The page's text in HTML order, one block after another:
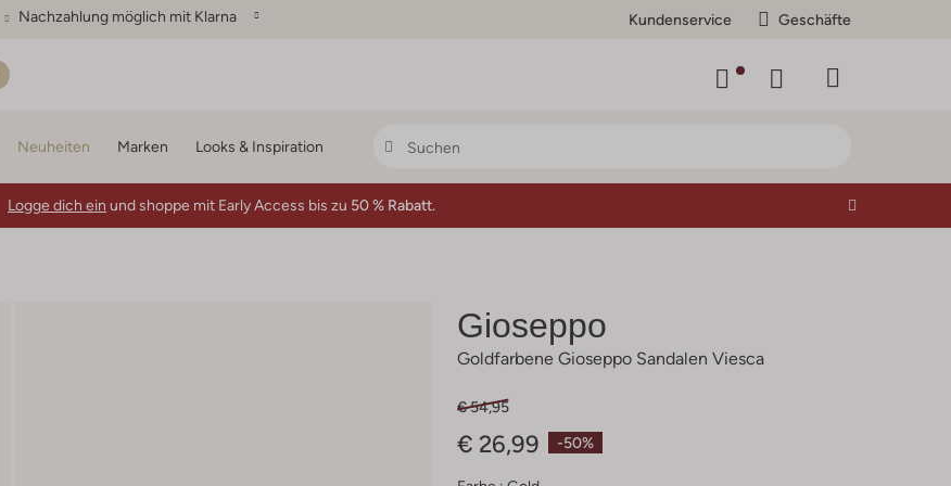
Nachzahlung möglich mit Klarna Kundenservice Geschäfte
Neuheiten Marken Looks & Inspiration
Logge dich ein und shoppe mit Early Access bis zu 50 % Rabatt.
Gioseppo
Goldfarbene Gioseppo Sandalen Viesca
-50%
€ 54,95
€ 26,99